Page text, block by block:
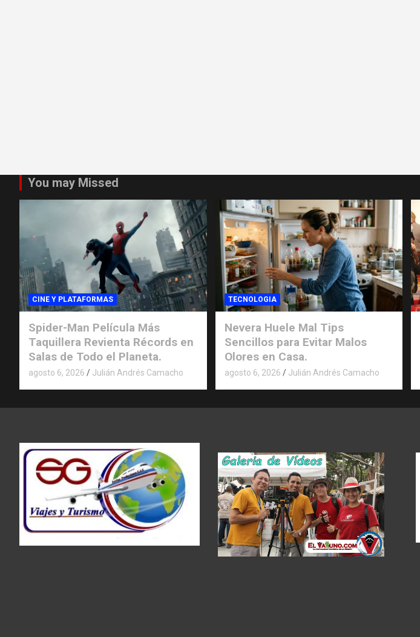
You may Missed
CINE Y PLATAFORMAS
Spider-Man Película Más
Taquillera Revienta Récords en
Salas de Todo el Planeta.
agosto 6, 2026 Julián Andrés Camacho
TECNOLOGIA
Nevera Huele Mal Tips
Sencillos para Evitar Malos
Olores en Casa.
agosto 6, 2026 Julián Andrés Camacho